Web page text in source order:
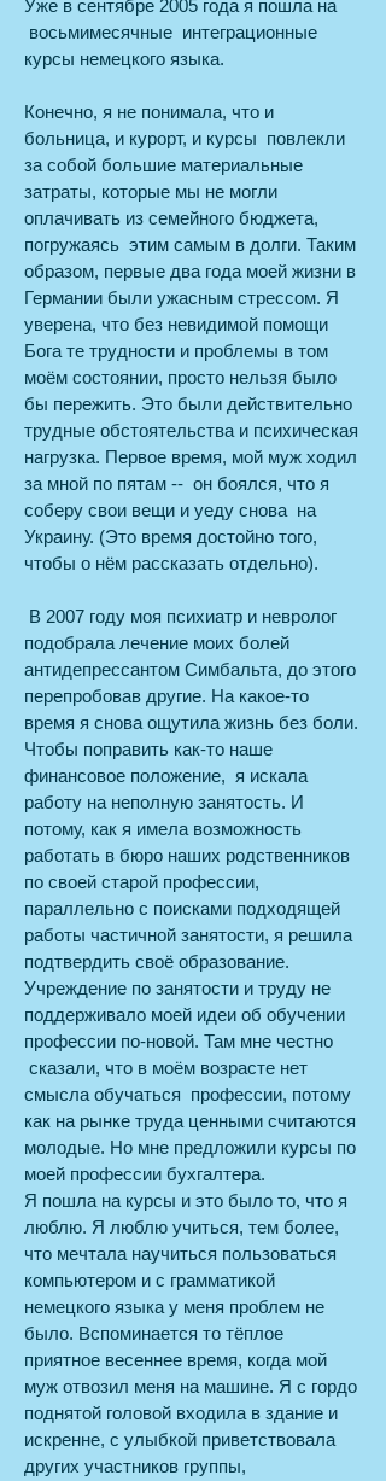
Уже в сентябре 2005 года я пошла на
восьмимесячные интеграционные
курсы немецкого языка.
Конечно, я не понимала, что и
больница, и курорт, и курсы повлекли
за собой большие материальные
затраты, которые мы не могли
оплачивать из семейного бюджета,
погружаясь этим самым в долги. Таким
образом, первые два года моей жизни в
Германии были ужасным стрессом. Я
уверена, что без невидимой помощи
Бога те трудности и проблемы в том
моём состоянии, просто нельзя было
бы пережить. Это были действительно
трудные обстоятельства и психическая
нагрузка. Первое время, мой муж ходил
за мной по пятам -- он боялся, что я
соберу свои вещи и уеду снова на
Украину. (Это время достойно того,
чтобы о нём рассказать отдельно).
В 2007 году моя психиатр и невролог
подобрала лечение моих болей
антидепрессантом Симбальта, до этого
перепробовав другие. На какое-то
время я снова ощутила жизнь без боли.
Чтобы поправить как-то наше
финансовое положение, я искала
работу на неполную занятость. И
потому, как я имела возможность
работать в бюро наших родственников
по своей старой профессии,
параллельно с поисками подходящей
работы частичной занятости, я решила
подтвердить своё образование.
Учреждение по занятости и труду не
поддерживало моей идеи об обучении
профессии по-новой. Там мне честно
сказали, что в моём возрасте нет
смысла обучаться профессии, потому
как на рынке труда ценными считаются
молодые. Но мне предложили курсы по
моей профессии бухгалтера.
Я пошла на курсы и это было то, что я
люблю. Я люблю учиться, тем более,
что мечтала научиться пользоваться
компьютером и с грамматикой
немецкого языка у меня проблем не
было. Вспоминается то тёплое
приятное весеннее время, когда мой
муж отвозил меня на машине. Я с гордо
поднятой головой входила в здание и
искренне, с улыбкой приветствовала
других участников группы,